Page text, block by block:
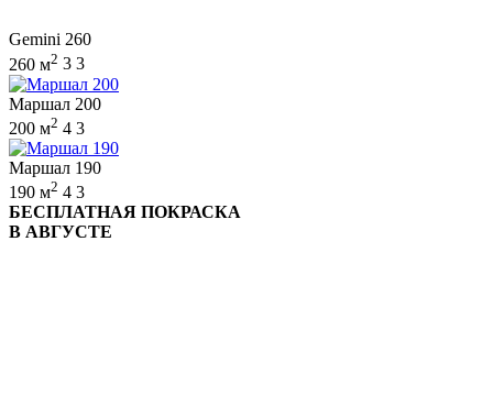
Gemini 260
260 м2 3 3
Маршал 200
200 м2 4 3
Маршал 190
190 м2 4 3
БЕСПЛАТНАЯ ПОКРАСКА
В АВГУСТЕ